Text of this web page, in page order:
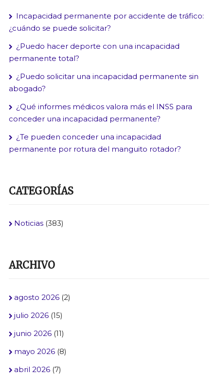
Incapacidad permanente por accidente de tráfico:
¿cuándo se puede solicitar?
¿Puedo hacer deporte con una incapacidad
permanente total?
¿Puedo solicitar una incapacidad permanente sin
abogado?
¿Qué informes médicos valora más el INSS para
conceder una incapacidad permanente?
¿Te pueden conceder una incapacidad
permanente por rotura del manguito rotador?
CATEGORÍAS
Noticias(383)
ARCHIVO
agosto 2026(2)
julio 2026(15)
junio 2026(11)
mayo 2026(8)
abril 2026(7)